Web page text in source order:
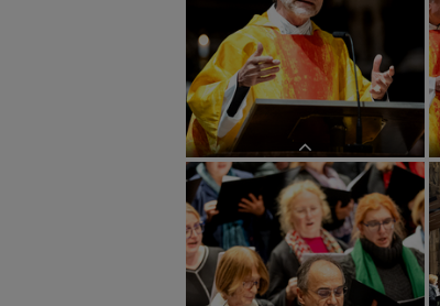
Sendungsfeier ReligionslehrerInnen